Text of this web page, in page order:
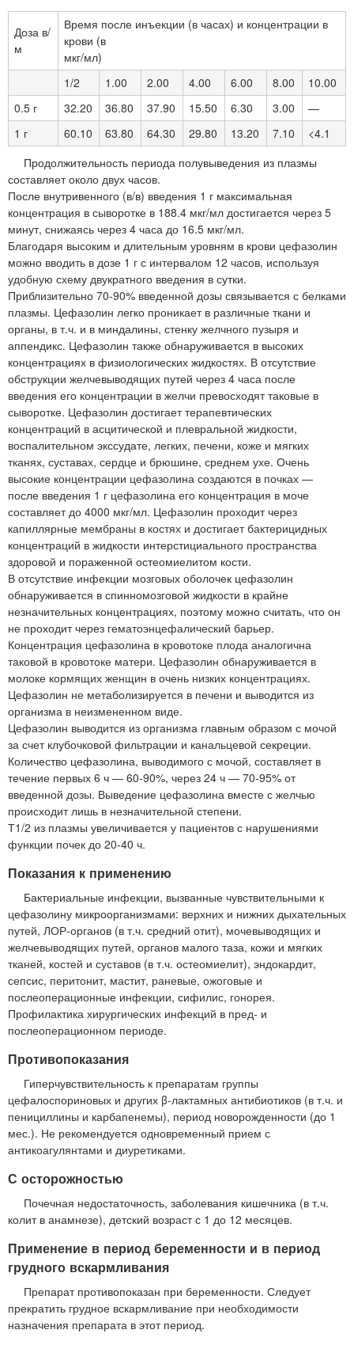
Доза в/
м
Время после инъекции (в часах) и концентрации в
крови (в
мкг/мл)
1/2
1.00 2.00 4.00 6.00 8.00
10.00
0.5 г
32.20 36.80 37.90 15.50 6.30 3.00
—
1 г
60.10 63.80 64.30 29.80 13.20 7.10
<4.1
Продолжительность периода полувыведения из плазмы
составляет около двух часов.
После внутривенного (в/в) введения 1 г максимальная
концентрация в сыворотке в 188.4 мкг/мл достигается через 5
минут, снижаясь через 4 часа до 16.5 мкг/мл.
Благодаря высоким и длительным уровням в крови цефазолин
можно вводить в дозе 1 г с интервалом 12 часов, используя
удобную схему двукратного введения в сутки.
Приблизительно 70-90% введенной дозы связывается с белками
плазмы. Цефазолин легко проникает в различные ткани и
органы, в т.ч. и в миндалины, стенку желчного пузыря и
аппендикс. Цефазолин также обнаруживается в высоких
концентрациях в физиологических жидкостях. В отсутствие
обструкции желчевыводящих путей через 4 часа после
введения его концентрации в желчи превосходят таковые в
сыворотке. Цефазолин достигает терапевтических
концентраций в асцитической и плевральной жидкости,
воспалительном экссудате, легких, печени, коже и мягких
тканях, суставах, сердце и брюшине, среднем ухе. Очень
высокие концентрации цефазолина создаются в почках —
после введения 1 г цефазолина его концентрация в моче
составляет до 4000 мкг/мл. Цефазолин проходит через
капиллярные мембраны в костях и достигает бактерицидных
концентраций в жидкости интерстициального пространства
здоровой и пораженной остеомиелитом кости.
В отсутствие инфекции мозговых оболочек цефазолин
обнаруживается в спинномозговой жидкости в крайне
незначительных концентрациях, поэтому можно считать, что он
не проходит через гематоэнцефалический барьер.
Концентрация цефазолина в кровотоке плода аналогична
таковой в кровотоке матери. Цефазолин обнаруживается в
молоке кормящих женщин в очень низких концентрациях.
Цефазолин не метаболизируется в печени и выводится из
организма в неизмененном виде.
Цефазолин выводится из организма главным образом с мочой
за счет клубочковой фильтрации и канальцевой секреции.
Количество цефазолина, выводимого с мочой, составляет в
течение первых 6 ч — 60-90%, через 24 ч — 70-95% от
введенной дозы. Выведение цефазолина вместе с желчью
происходит лишь в незначительной степени.
Т1/2 из плазмы увеличивается у пациентов с нарушениями
функции почек до 20-40 ч.
Показания к применению
Бактериальные инфекции, вызванные чувствительными к
цефазолину микроорганизмами: верхних и нижних дыхательных
путей, ЛОР-органов (в т.ч. средний отит), мочевыводящих и
желчевыводящих путей, органов малого таза, кожи и мягких
тканей, костей и суставов (в т.ч. остеомиелит), эндокардит,
сепсис, перитонит, мастит, раневые, ожоговые и
послеоперационные инфекции, сифилис, гонорея.
Профилактика хирургических инфекций в пред- и
послеоперационном периоде.
Противопоказания
Гиперчувствительность к препаратам группы
цефалоспориновых и других β-лактамных антибиотиков (в т.ч. и
пенициллины и карбапенемы), период новорожденности (до 1
мес.). Не рекомендуется одновременный прием с
антикоагулянтами и диуретиками.
С осторожностью
Почечная недостаточность, заболевания кишечника (в т.ч.
колит в анамнезе), детский возраст с 1 до 12 месяцев.
Применение в период беременности и в период
грудного вскармливания
Препарат противопоказан при беременности. Следует
прекратить грудное вскармливание при необходимости
назначения препарата в этот период.